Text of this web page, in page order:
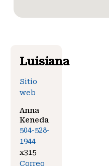
Luisiana
Sitio
web
Anna
Keneda
504-528-
1944
x315
Correo